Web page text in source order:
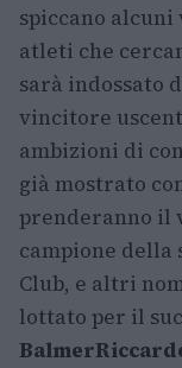
spiccano
atleti che
sarà indossato
vincitore
ambizioni di
già mostrato
prenderanno il
campione della
Club, e altri
lottato per il
Balmer